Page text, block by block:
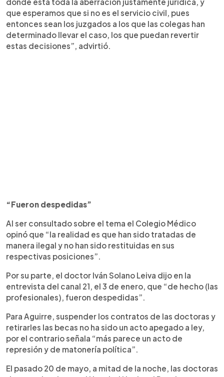
que esperamos que si no es el servicio civil, pues
entonces sean los juzgados a los que las colegas han
determinado llevar el caso, los que puedan revertir
estas decisiones”, advirtió.
“Fueron despedidas”
Al ser consultado sobre el tema el Colegio Médico
opinó que “la realidad es que han sido tratadas de
manera ilegal y no han sido restituidas en sus
respectivas posiciones”.
Por su parte, el doctor Iván Solano Leiva dijo en la
entrevista del canal 21, el 3 de enero, que “de hecho (las
profesionales), fueron despedidas”.
Para Aguirre, suspender los contratos de las doctoras y
retirarles las becas no ha sido un acto apegado a ley,
por el contrario señala “más parece un acto de
represión y de matonería política”.
El pasado 20 de mayo, a mitad de la noche, las doctoras